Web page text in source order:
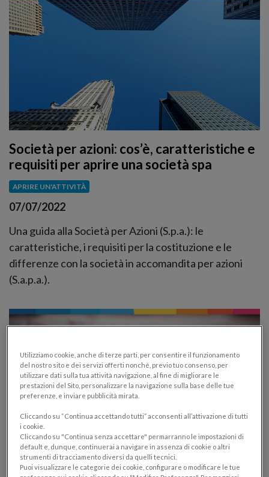
Società per azioni: cos’è, caratteristiche e
requisiti per aprire una società spa
APRIRE UN'ATTIVITÀ
07/07/2022
Una guida alla Società per Azioni (S.p.a.): le
caratteristiche, i requisiti per la costituzione e le
differenze con la società in accomandita per azioni
(S.a.p.a.).
Reverse Charge (inversione contabile):
Utilizziamo cookie, anche di terze parti, per consentire il funzionamento
del nostro sito e dei servizi offerti nonché, previo tuo consenso, per
utilizzare dati sulla tua attività navigazione, al fine di migliorare le
prestazioni del Sito, personalizzare la navigazione sulla base delle tue
preferenze, e inviare pubblicità mirata.
Cliccando su “Continua accettando tutti” acconsenti all’attivazione di tutti
i cookie.
Cliccando su "Continua senza accettare" permarranno le impostazioni di
default e, dunque, continuerai a navigare in assenza di cookie o altri
strumenti di tracciamento diversi da quelli tecnici.
Puoi visualizzare le categorie dei cookie, configurare o modificare le tue